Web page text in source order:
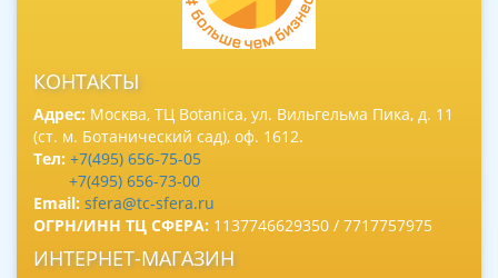
КОНТАКТЫ
Адрес: Москва, ТЦ Botanica, ул. Вильгельма Пика, д. 11
(ст. м. Ботанический сад), оф. 1612.
Тел: +7(495) 656-75-05
+7(495) 656-73-00
Email: sfera@tc-sfera.ru
ОГРН/ИНН ТЦ СФЕРА: 1137746629350 / 7717757975
ИНТЕРНЕТ-МАГАЗИН